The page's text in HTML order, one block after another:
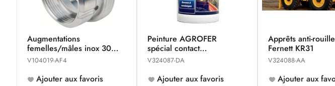
Palissage
Augmentations
femelles/mâles inox 304
MACON
V104019-AF4
Ajouter aux favoris
Peinture AGROFER
spécial contact
alimentaire
V324087-DA
Ajouter aux favoris
Apprêts anti-rouille
Fernett KR31
V324088-AA
Ajouter aux